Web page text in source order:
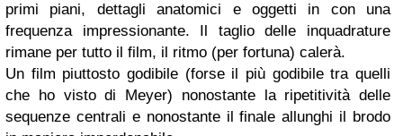
primi piani, dettagli anatomici e oggetti in con una
frequenza impressionante. Il taglio delle inquadrature
rimane per tutto il film, il ritmo (per fortuna) calerà.
Un film piuttosto godibile (forse il più godibile tra quelli
che ho visto di Meyer) nonostante la ripetitività delle
sequenze centrali e nonostante il finale allunghi il brodo